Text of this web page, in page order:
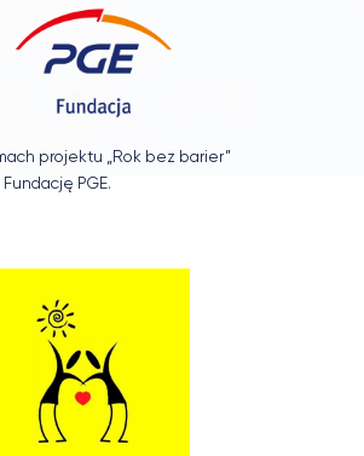
projektu „Rok bez barier”
PGE.